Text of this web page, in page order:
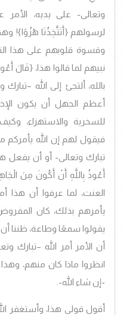
وتعالى- على يديه،
لرسولهم {أَتَتَّخِذُنَا هُزُوًا}!
وقسوة قلوبهم على هذا
نبيهم لما قالوا هذا، {قَالَ
بالله، ألتجئ إلى الله
أعظم الجهل أن يكون
للسخرية والاستهزاء،
فيقول لهم إن الله يأمركم
تبارك وتعالى- أو أن يفعل
أَعُوذُ بِاللَّهِ أَنْ أَكُونَ مِنَ
العنت، لما عرفوا أن هذا
يأمرهم بذلك، كان
يقولوا سمعًا وطاعة، ظننا
أن الأمر أمر الله –تبارك
انظروا ماذا كان منهم،
-إن شاء الله-.
أقول قولي هذا، وأستغفر